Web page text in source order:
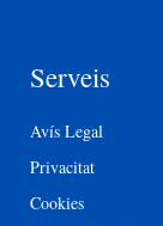
Serveis
Avís Legal
Privacitat
Cookies